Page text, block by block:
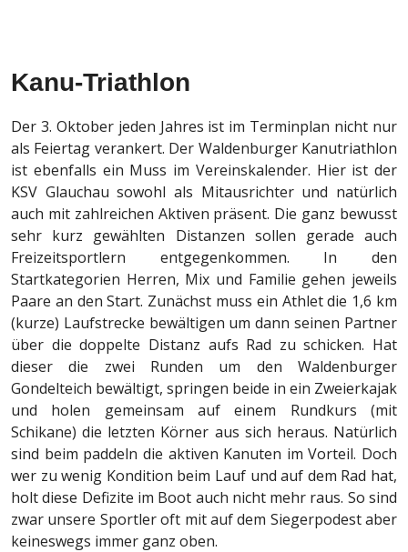
Kanu-Triathlon
Der 3. Oktober jeden Jahres ist im Terminplan nicht nur
als Feiertag verankert. Der Waldenburger Kanutriathlon
ist ebenfalls ein Muss im Vereinskalender. Hier ist der
KSV Glauchau sowohl als Mitausrichter und natürlich
auch mit zahlreichen Aktiven präsent. Die ganz bewusst
sehr kurz gewählten Distanzen sollen gerade auch
Freizeitsportlern entgegenkommen. In den
Startkategorien Herren, Mix und Familie gehen jeweils
Paare an den Start. Zunächst muss ein Athlet die 1,6 km
(kurze) Laufstrecke bewältigen um dann seinen Partner
über die doppelte Distanz aufs Rad zu schicken. Hat
dieser die zwei Runden um den Waldenburger
Gondelteich bewältigt, springen beide in ein Zweierkajak
und holen gemeinsam auf einem Rundkurs (mit
Schikane) die letzten Körner aus sich heraus. Natürlich
sind beim paddeln die aktiven Kanuten im Vorteil. Doch
wer zu wenig Kondition beim Lauf und auf dem Rad hat,
holt diese Defizite im Boot auch nicht mehr raus. So sind
zwar unsere Sportler oft mit auf dem Siegerpodest aber
keineswegs immer ganz oben.